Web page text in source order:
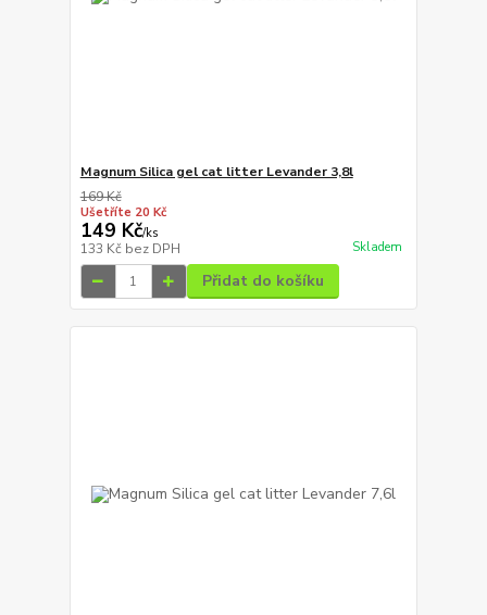
Magnum Silica gel cat litter Levander 3,8l
169 Kč
Ušetříte 20 Kč
149 Kč/ks
133 Kč bez DPH Skladem
Přidat do košíku